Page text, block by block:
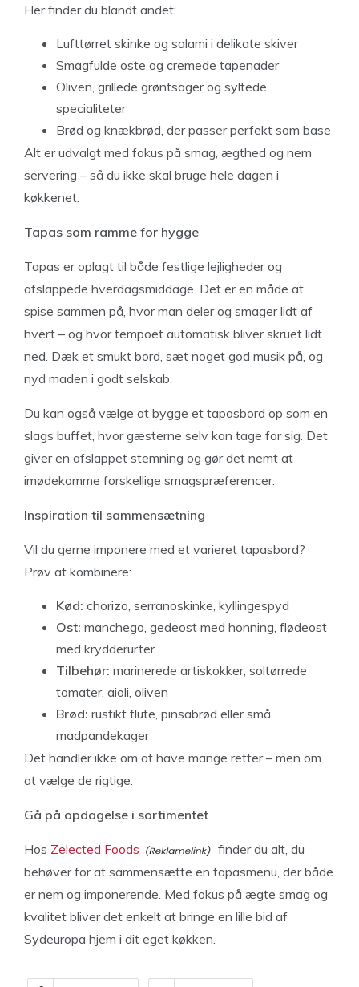
Her finder du blandt andet:
Lufttørret skinke og salami i delikate skiver
Smagfulde oste og cremede tapenader
Oliven, grillede grøntsager og syltede
specialiteter
Brød og knækbrød, der passer perfekt som base
Alt er udvalgt med fokus på smag, ægthed og nem
servering – så du ikke skal bruge hele dagen i
køkkenet.
Tapas som ramme for hygge
Tapas er oplagt til både festlige lejligheder og
afslappede hverdagsmiddage. Det er en måde at
spise sammen på, hvor man deler og smager lidt af
hvert – og hvor tempoet automatisk bliver skruet lidt
ned. Dæk et smukt bord, sæt noget god musik på, og
nyd maden i godt selskab.
Du kan også vælge at bygge et tapasbord op som en
slags buffet, hvor gæsterne selv kan tage for sig. Det
giver en afslappet stemning og gør det nemt at
imødekomme forskellige smagspræferencer.
Inspiration til sammensætning
Vil du gerne imponere med et varieret tapasbord?
Prøv at kombinere:
Kød: chorizo, serranoskinke, kyllingespyd
Ost: manchego, gedeost med honning, flødeost
med krydderurter
Tilbehør: marinerede artiskokker, soltørrede
tomater, aioli, oliven
Brød: rustikt flute, pinsabrød eller små
madpandekager
Det handler ikke om at have mange retter – men om
at vælge de rigtige.
Gå på opdagelse i sortimentet
Hos Zelected Foods
finder du alt, du
behøver for at sammensætte en tapasmenu, der både
er nem og imponerende. Med fokus på ægte smag og
kvalitet bliver det enkelt at bringe en lille bid af
Sydeuropa hjem i dit eget køkken.